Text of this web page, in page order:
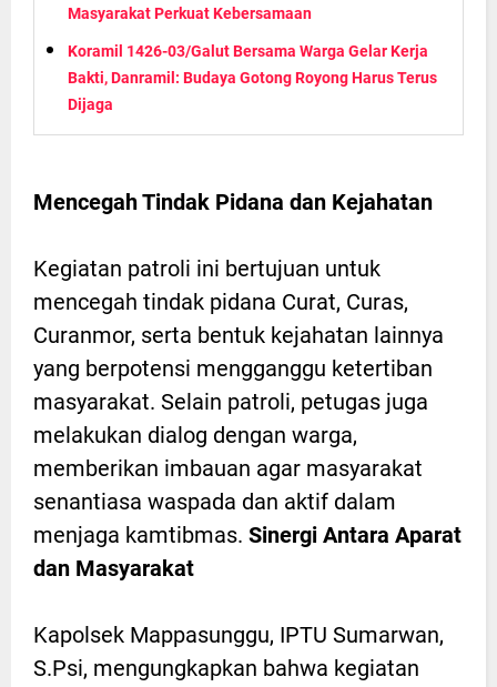
Masyarakat Perkuat Kebersamaan
Koramil 1426-03/Galut Bersama Warga Gelar Kerja
Bakti, Danramil: Budaya Gotong Royong Harus Terus
Dijaga
Mencegah Tindak Pidana dan Kejahatan
Kegiatan patroli ini bertujuan untuk
mencegah tindak pidana Curat, Curas,
Curanmor, serta bentuk kejahatan lainnya
yang berpotensi mengganggu ketertiban
masyarakat. Selain patroli, petugas juga
melakukan dialog dengan warga,
memberikan imbauan agar masyarakat
senantiasa waspada dan aktif dalam
menjaga kamtibmas. Sinergi Antara Aparat
dan Masyarakat
Kapolsek Mappasunggu, IPTU Sumarwan,
S.Psi, mengungkapkan bahwa kegiatan